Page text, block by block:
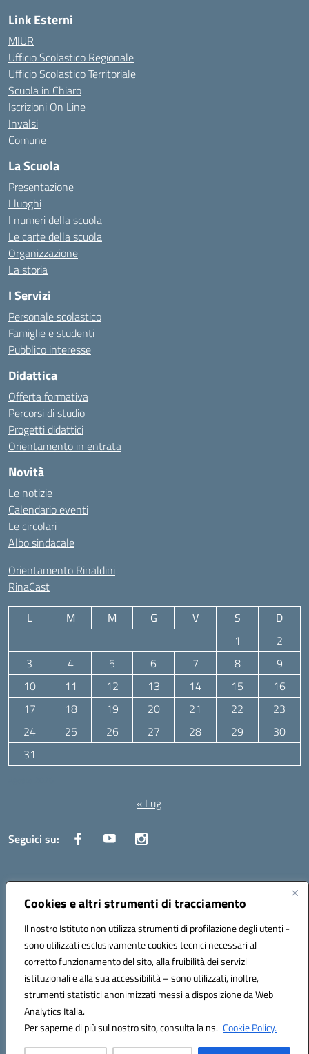
Cookies e altri strumenti di tracciamento
Il nostro Istituto non utilizza strumenti di profilazione degli utenti -
sono utilizzati esclusivamente cookies tecnici necessari al
corretto funzionamento del sito, alla fruibilità dei servizi
istituzionali e alla sua accessibilità – sono utilizzati, inoltre,
strumenti statistici anonimizzati messi a disposizione da Web
Analytics Italia.
Per saperne di più sul nostro sito, consulta la ns. Cookie Policy.
Link Esterni
MIUR
Ufficio Scolastico Regionale
Ufficio Scolastico Territoriale
Scuola in Chiaro
Iscrizioni On Line
Invalsi
Comune
La Scuola
Presentazione
I luoghi
I numeri della scuola
Le carte della scuola
Organizzazione
La storia
I Servizi
Personale scolastico
Famiglie e studenti
Pubblico interesse
Didattica
Offerta formativa
Percorsi di studio
Progetti didattici
Orientamento in entrata
Novità
Le notizie
Calendario eventi
Le circolari
Albo sindacale
Orientamento Rinaldini
RinaCast
L M M G V S
D
1
2
3
4 5 6 7 8
9
10
11 12 13 14 15
16
17
18 19 20 21 22
23
24
25 26 27 28 29
30
31
« Lug
Seguici su:
Indirizzo:Via Canale 1, Ancona
Centralino:071 204723 Email:anpc010006@istruzione.it
Codice fiscale: 93020970427
Codice meccanografico:
ANPC010006
Codice unico di fatturazione (CUF): UFBE6V
Hosting & Powered by 3D Solution S.r.l.
Concept & Design by Designers Italia